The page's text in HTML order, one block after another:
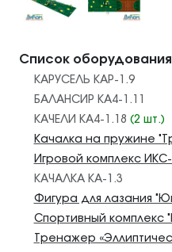
Список оборудования
КАРУСЕЛЬ КАР-1.9
БАЛАНСИР КА4-1.11
КАЧЕЛИ КА4-1.18 (2 шт.)
Качалка на пружине
Игровой комплекс ИКС-
КАЧАЛКА КА-1.3
Фигура для лазания
Спортивный комплекс
Тренажер